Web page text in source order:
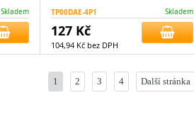
Skladem TP00DAE-4P1 Skladem
127 Kč
104,94 Kč bez DPH
1 2 3 4 Další stránka